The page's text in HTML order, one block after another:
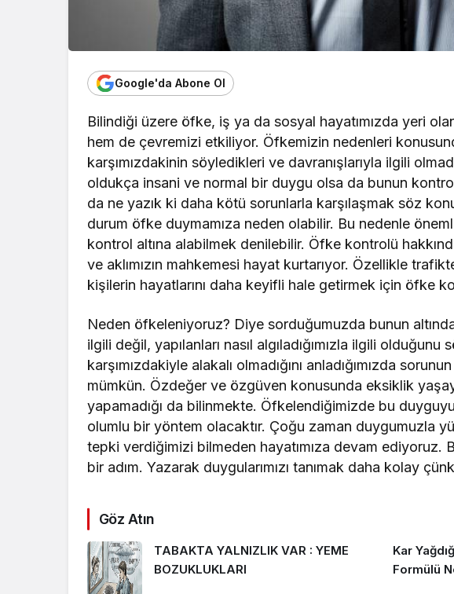
Google'da Abone Ol
Bilindiği üzere öfke, iş ya da sosyal hayatımızda yeri
hem de çevremizi etkiliyor. Öfkemizin nedenleri
karşımızdakinin söyledikleri ve davranışlarıyla ilgili
oldukça insani ve normal bir duygu olsa da bunun
da ne yazık ki daha kötü sorunlarla karşılaşmak söz
durum öfke duymamıza neden olabilir. Bu nedenle
kontrol altına alabilmek denilebilir. Öfke kontrolü
ve aklımızın mahkemesi hayat kurtarıyor. Özellikle
kişilerin hayatlarını daha keyifli hale getirmek için öfke
Neden öfkeleniyoruz? Diye sorduğumuzda bunun
ilgili değil, yapılanları nasıl algıladığımızla ilgili
karşımızdakiyle alakalı olmadığını anladığımızda
mümkün. Özdeğer ve özgüven konusunda eksiklik
yapamadığı da bilinmekte. Öfkelendiğimizde bu
olumlu bir yöntem olacaktır. Çoğu zaman duygumuzla
tepki verdiğimizi bilmeden hayatımıza devam ediyoruz.
bir adım. Yazarak duygularımızı tanımak daha kolay
Göz Atın
TABAKTA YALNIZLIK VAR : YEME
BOZUKLUKLARI
Kar
Formülü